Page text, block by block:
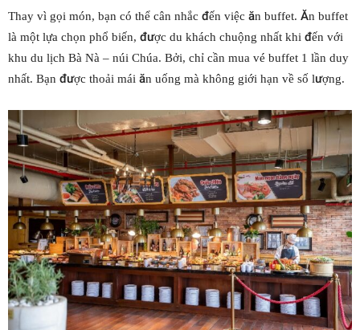
Thay vì gọi món, bạn có thể cân nhắc đến việc ăn buffet. Ăn buffet
là một lựa chọn phổ biến, được du khách chuộng nhất khi đến với
khu du lịch Bà Nà – núi Chúa. Bởi, chỉ cần mua vé buffet 1 lần duy
nhất. Bạn được thoải mái ăn uống mà không giới hạn về số lượng.